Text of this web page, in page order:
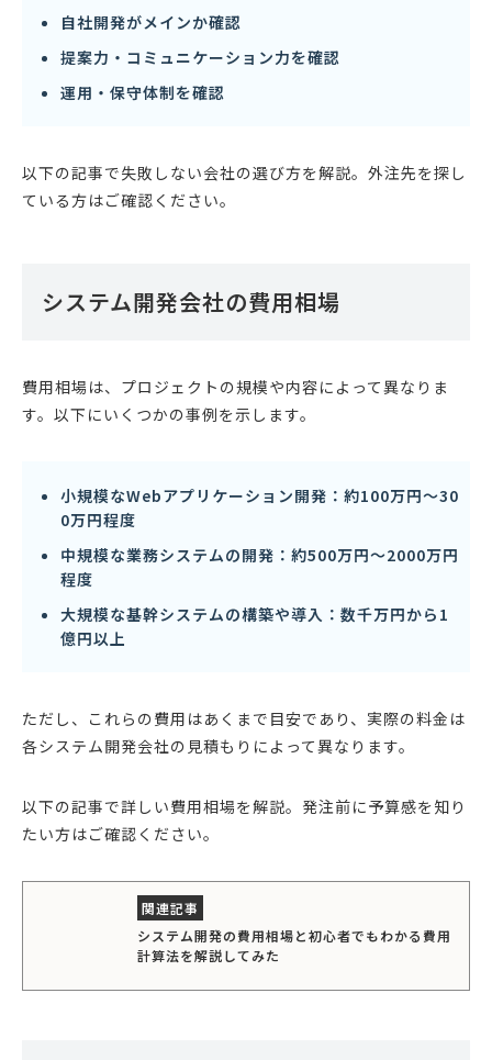
自社開発がメインか確認
提案力・コミュニケーション力を確認
運用・保守体制を確認
以下の記事で失敗しない会社の選び方を解説。外注先を探し
ている方はご確認ください。
システム開発会社の費用相場
費用相場は、プロジェクトの規模や内容によって異なりま
す。以下にいくつかの事例を示します。
小規模なWebアプリケーション開発：約100万円〜30
0万円程度
中規模な業務システムの開発：約500万円〜2000万円
程度
大規模な基幹システムの構築や導入：数千万円から1
億円以上
ただし、これらの費用はあくまで目安であり、実際の料金は
各システム開発会社の見積もりによって異なります。
以下の記事で詳しい費用相場を解説。発注前に予算感を知り
たい方はご確認ください。
システム開発の費用相場と初心者でもわかる費用
計算法を解説してみた